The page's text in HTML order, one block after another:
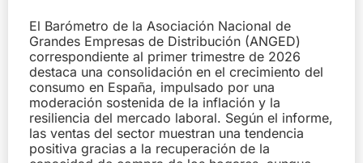
El Barómetro de la Asociación Nacional de
Grandes Empresas de Distribución (ANGED)
correspondiente al primer trimestre de 2026
destaca una consolidación en el crecimiento del
consumo en España, impulsado por una
moderación sostenida de la inflación y la
resiliencia del mercado laboral. Según el informe,
las ventas del sector muestran una tendencia
positiva gracias a la recuperación de la